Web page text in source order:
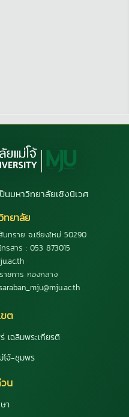
นมหาวิทยาลัยเชิงนิเวศ
ยาลัย
ทราย จ.เชียงใหม่ 50290
รสาร : 053 873015
าชการ กองกลาง
ต
เฉลิมพระเกียรติ
โจ้-ชุมพร
น
า